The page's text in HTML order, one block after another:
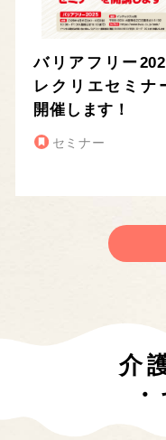
バリアフリー
レクリエセミナ
開催します！
セミナー
介